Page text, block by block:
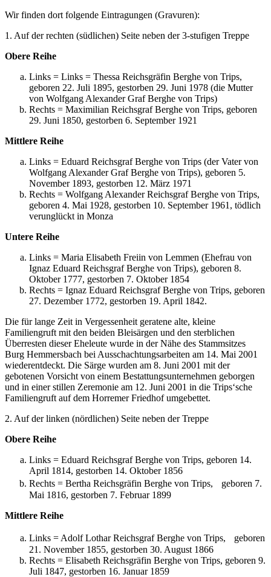
Wir finden dort folgende Eintragungen (Gravuren):
1. Auf der rechten (südlichen) Seite neben der 3-stufigen Treppe
Obere Reihe
Links = Links = Thessa Reichsgräfin Berghe von Trips,
geboren 22. Juli 1895, gestorben 29. Juni 1978 (die Mutter
von Wolfgang Alexander Graf Berghe von Trips)
Rechts = Maximilian Reichsgraf Berghe von Trips, geboren
29. Juni 1850, gestorben 6. September 1921
Mittlere Reihe
Links = Eduard Reichsgraf Berghe von Trips (der Vater von
Wolfgang Alexander Graf Berghe von Trips), geboren 5.
November 1893, gestorben 12. März 1971
Rechts = Wolfgang Alexander Reichsgraf Berghe von Trips,
geboren 4. Mai 1928, gestorben 10. September 1961, tödlich
verunglückt in Monza
Untere Reihe
Links = Maria Elisabeth Freiin von Lemmen (Ehefrau von
Ignaz Eduard Reichsgraf Berghe von Trips), geboren 8.
Oktober 1777, gestorben 7. Oktober 1854
Rechts = Ignaz Eduard Reichsgraf Berghe von Trips, geboren
27. Dezember 1772, gestorben 19. April 1842.
Die für lange Zeit in Vergessenheit geratene alte, kleine
Familiengruft mit den beiden Bleisärgen und den sterblichen
Überresten dieser Eheleute wurde in der Nähe des Stammsitzes
Burg Hemmersbach bei Ausschachtungsarbeiten am 14. Mai 2001
wiederentdeckt. Die Särge wurden am 8. Juni 2001 mit der
gebotenen Vorsicht von einem Bestattungsunternehmen geborgen
und in einer stillen Zeremonie am 12. Juni 2001 in die Trips‘sche
Familiengruft auf dem Horremer Friedhof umgebettet.
2. Auf der linken (nördlichen) Seite neben der Treppe
Obere Reihe
Links = Eduard Reichsgraf Berghe von Trips, geboren 14.
April 1814, gestorben 14. Oktober 1856
Rechts = Bertha Reichsgräfin Berghe von Trips, geboren 7.
Mai 1816, gestorben 7. Februar 1899
Mittlere Reihe
Links = Adolf Lothar Reichsgraf Berghe von Trips, geboren
21. November 1855, gestorben 30. August 1866
Rechts = Elisabeth Reichsgräfin Berghe von Trips, geboren 9.
Juli 1847, gestorben 16. Januar 1859